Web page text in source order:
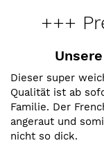
springen+++
Dieser super
Qualität ist ab
Familie. Der
angeraut und
nicht so dick.